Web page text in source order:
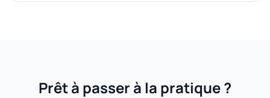
Prêt à passer à la pratique ?